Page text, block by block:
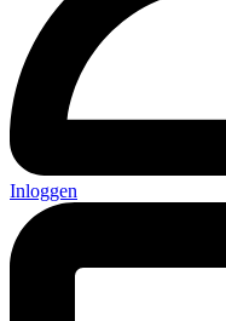
Inloggen